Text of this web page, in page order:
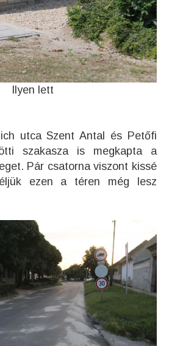
Ilyen lett
utca Szent Antal és Petőfi
szakasza is megkapta a
Pár csatorna viszont kissé
ezen a téren még lesz